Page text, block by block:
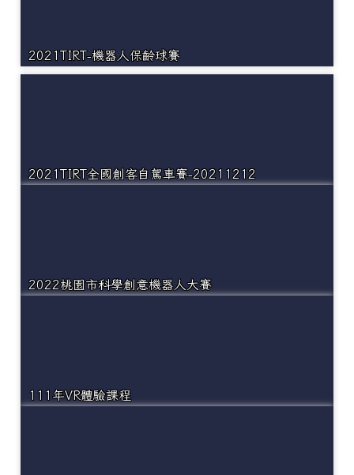
2021TIRT-機器人保齡球賽
2021TIRT全國創客自駕車賽-20211212
2022桃園市科學創意機器人大賽
111年VR體驗課程